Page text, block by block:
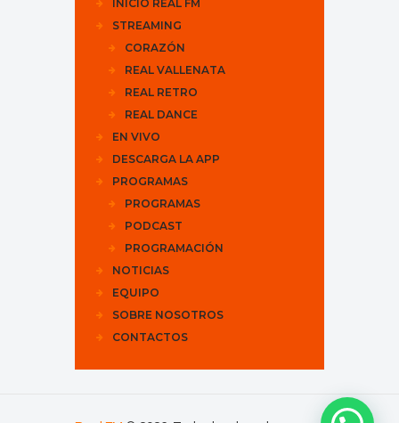
INICIO REAL FM
STREAMING
CORAZÓN
REAL VALLENATA
REAL RETRO
REAL DANCE
EN VIVO
DESCARGA LA APP
PROGRAMAS
PROGRAMAS
PODCAST
PROGRAMACIÓN
NOTICIAS
EQUIPO
SOBRE NOSOTROS
CONTACTOS